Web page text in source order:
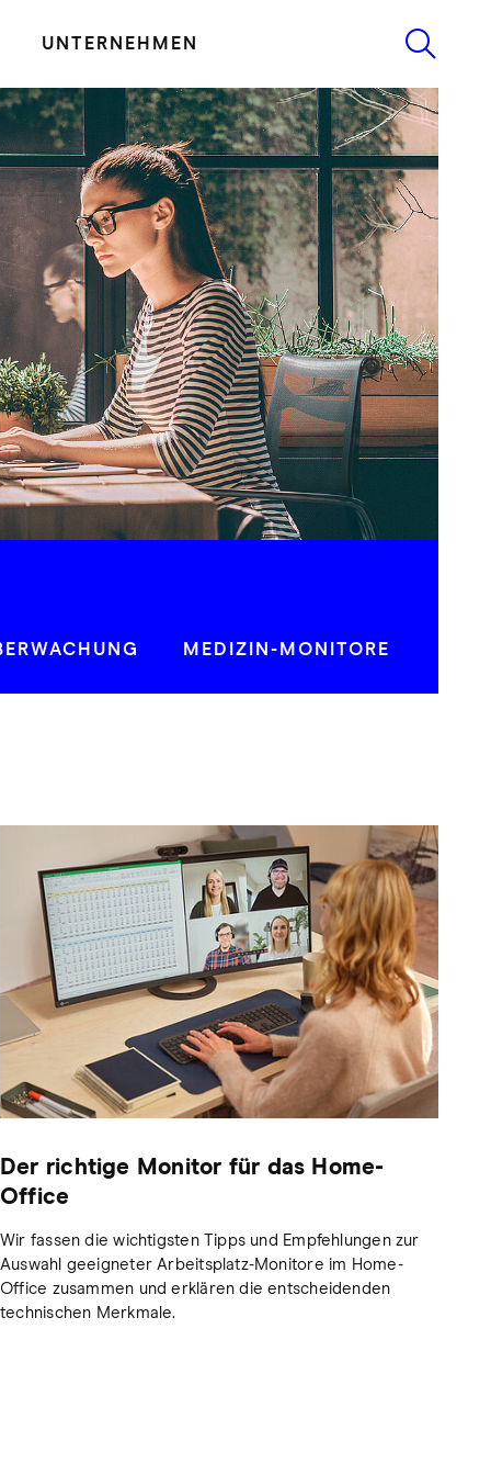
UNTERNEHMEN
MEDIZIN-MONITORE
Der richtige Monitor für das Home-
Office
Wir fassen die wichtigsten Tipps und Empfehlungen zur
Auswahl geeigneter Arbeitsplatz-Monitore im Home-
Office zusammen und erklären die entscheidenden
technischen Merkmale.